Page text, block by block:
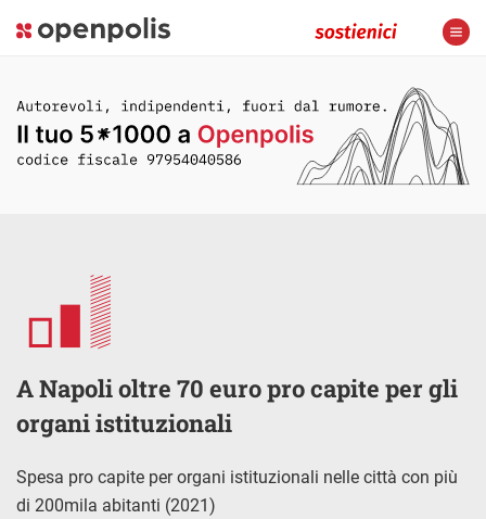
A Napoli oltre 70 euro pro capite per gli
organi istituzionali
Spesa pro capite per organi istituzionali nelle città con più
di 200mila abitanti (2021)